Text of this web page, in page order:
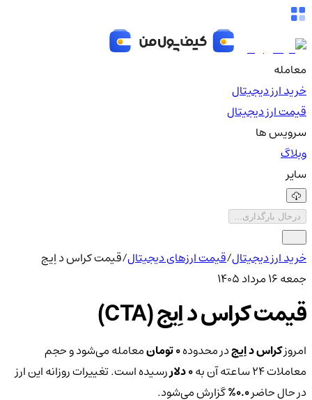
معامله
خرید ارز دیجیتال
قیمت ارز دیجیتال
سرویس ها
وبلاگ
سایر
درحال بارگذاری...
خرید ارز دیجیتال/قیمت ارزهای دیجیتال/قیمت کراس د اِیج
جمعه ۱۶ مرداد ۱۴۰۵
قیمت کراس د اِیج (CTA)
امروزکراس د اِیجدر محدوده0 تومان
معامله می‌شود و حجم
معاملات ۲۴ ساعته آن به
0 دلار
رسیده است. تغییرات روزانه این ارز
در حال حاضر0.0% گزارش می‌شود.